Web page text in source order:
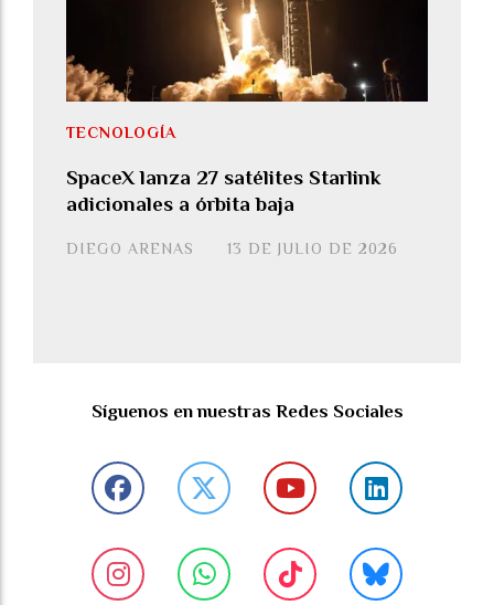
SpaceX lanza 27 satélites Starlink
adicionales a órbita baja
DIEGO ARENAS
TECNOLOGÍA
13 DE JULIO DE 2026
Síguenos en nuestras Redes Sociales